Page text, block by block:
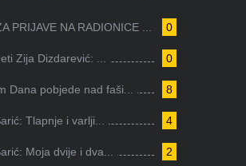
0
PRIJAVE NA RADIONICE ...
0
Zija Dizdarević: ...
8
Dana pobjede nad faši...
4
Tlapnje i varlji...
2
Moja dvije i dva...